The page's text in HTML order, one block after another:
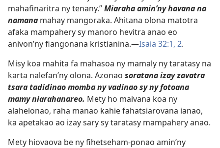
mahafinaritra ny tenany.”Miaraha amin’ny havana na
namanamahay mangoraka. Ahitana olona matotra
afaka mampahery sy manoro hevitra anao eo
anivon’ny fiangonana kristianina.—Isaia 32:1, 2.
Misy koa mahita fa mahasoa ny mamaly ny taratasy na
karta nalefan’ny olona. Azonao soratana izay zavatra
tsara tadidinao momba ny vadinao sy ny fotoana
mamy niarahanareo. Mety ho maivana koa ny
alahelonao, raha manao kahie fahatsiarovana ianao,
ka apetakao ao izay sary sy taratasy mampahery anao.
Mety hiovaova be ny fihetseham-ponao amin’ny